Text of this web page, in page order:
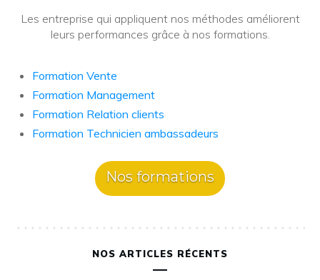
Les entreprise qui appliquent nos méthodes améliorent
leurs performances grâce à nos formations.
Formation Vente
Formation Management
Formation Relation clients
Formation Technicien ambassadeurs
Nos formations
NOS ARTICLES RÉCENTS